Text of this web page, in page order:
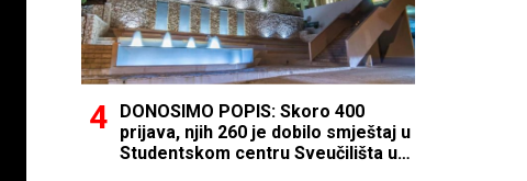
DONOSIMO POPIS: Skoro 400
prijava, njih 260 je dobilo smještaj u
Studentskom centru Sveučilišta u